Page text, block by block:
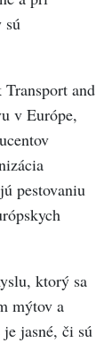
sú
and
v Európe,
pestovaniu
ktorý sa
mýtov a
jasné, či sú